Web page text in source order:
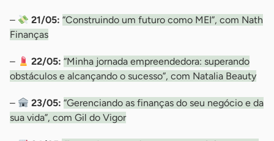
– 21/05: “Construindo um futuro como MEI”, com Nath
Finanças
– 22/05: “Minha jornada empreendedora: superando
obstáculos e alcançando o sucesso”, com Natalia Beauty
– 23/05: “Gerenciando as finanças do seu negócio e da
sua vida”, com Gil do Vigor